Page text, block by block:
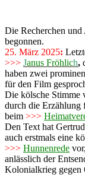
Die Recherchen
begonnen.
25. März 2025:
>>> Janus Fröhlich,
haben zwei
für den Film
Die kölsche Stimme
durch die Erzählung
beim >>>
Den Text hat
auch erstmals eine
>>> Hunnenrede
anlässlich der
Kolonialkrieg gegen